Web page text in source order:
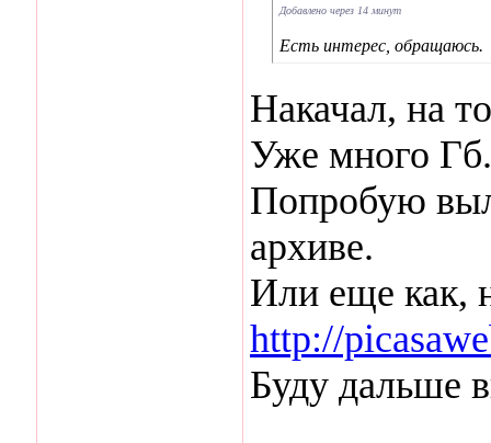
Добавлено через 14 минут
Есть интерес, обращаюсь.
Накачал, на
Уже много Гб.
Попробую
архиве.
Или еще как,
http://
Буду дальше